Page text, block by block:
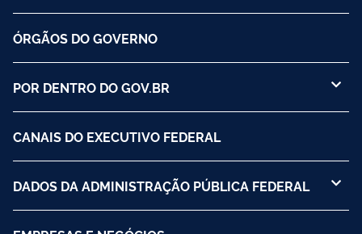
ÓRGÃOS DO GOVERNO
POR DENTRO DO GOV.BR
CANAIS DO EXECUTIVO FEDERAL
DADOS DA ADMINISTRAÇÃO PÚBLICA FEDERAL